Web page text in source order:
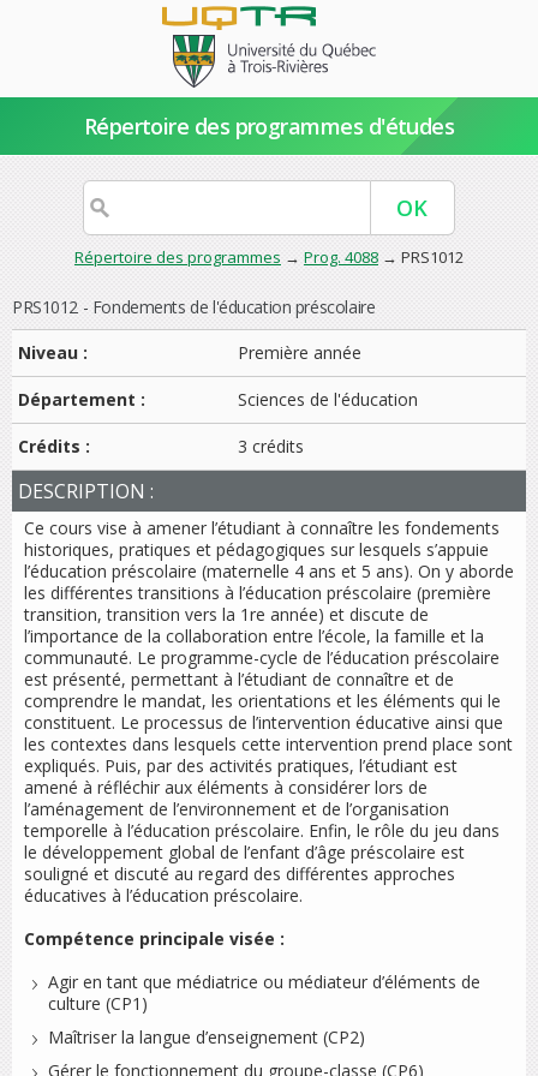
Répertoire des programmes d'études
Répertoire des programmes → Prog. 4088 → PRS1012
PRS1012 - Fondements de l'éducation préscolaire
Niveau :
Première année
Département : Sciences de l'éducation
Crédits : 3 crédits
DESCRIPTION :
Ce cours vise à amener l’étudiant à connaître les fondements
historiques, pratiques et pédagogiques sur lesquels s’appuie
l’éducation préscolaire (maternelle 4 ans et 5 ans). On y aborde
les différentes transitions à l’éducation préscolaire (première
transition, transition vers la 1re année) et discute de
l’importance de la collaboration entre l’école, la famille et la
communauté. Le programme-cycle de l’éducation préscolaire
est présenté, permettant à l’étudiant de connaître et de
comprendre le mandat, les orientations et les éléments qui le
constituent. Le processus de l’intervention éducative ainsi que
les contextes dans lesquels cette intervention prend place sont
expliqués. Puis, par des activités pratiques, l’étudiant est
amené à réfléchir aux éléments à considérer lors de
l’aménagement de l’environnement et de l’organisation
temporelle à l’éducation préscolaire. Enfin, le rôle du jeu dans
le développement global de l’enfant d’âge préscolaire est
souligné et discuté au regard des différentes approches
éducatives à l’éducation préscolaire.
Compétence principale visée :
Agir en tant que médiatrice ou médiateur d’éléments de
culture (CP1)
Maîtriser la langue d’enseignement (CP2)
Gérer le fonctionnement du groupe-classe (CP6)